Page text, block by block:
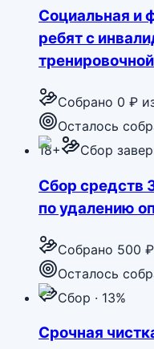
Социальная и
ребят с
Собрано 0 ₽
Осталось
18+
Сбор
Сбор средств
по удалению
Собрано 500 ₽
Осталось
Сбор · 13%
Срочная